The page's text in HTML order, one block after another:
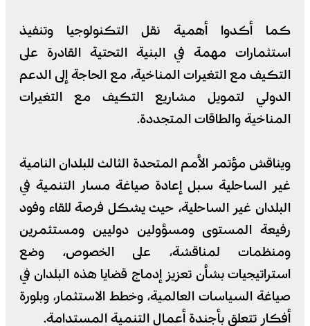
كما أكدوا أهمية نقل التكنولوجيا وتنفيذ
استثمارات مهمة في البنية التحتية القادرة على
التكيف مع التغيرات المناخية، مع الحاجة إلى الدعم
الدولي لتمويل مشاريع التكيف مع التغيرات
المناخية والطاقات المتجددة.
ويناقش مؤتمر الأمم المتحدة الثالث للبلدان النامية
غير الساحلية سبل إعادة صياغة مسار التنمية في
البلدان غير الساحلية، حيث يشكل فرصة للقاء وفود
رفيعة المستوى ومسؤولين دوليين ومستثمرين
ومنظمات لمناقشة، على الخصوص، وضع
استراتيجيات بشأن تعزيز إدماج قضايا هذه البلدان في
صياغة السياسات العالمية، وخطط الاستثمار، وبلورة
أفكار تتعلق بأجندة أعمال التنمية المستدامة.